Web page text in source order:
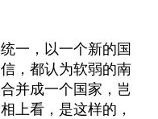
一，以一个新的国
，都认为软弱的南
并成一个国家，岂
上看，是这样的，